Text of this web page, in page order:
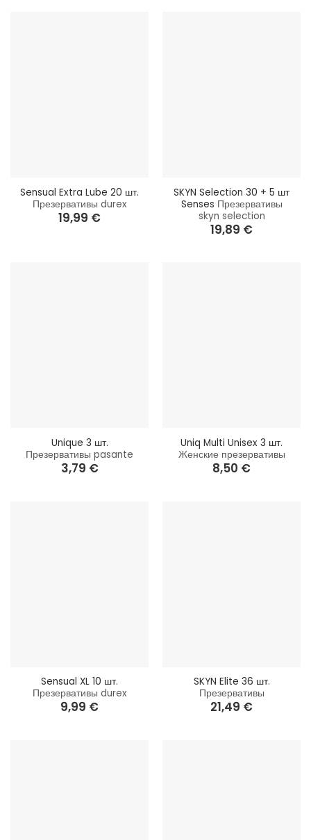
Sensual Extra Lube 20 шт.
Презервативы durex
19,99 €
SKYN Selection 30 + 5 шт
Senses Презервативы
skyn selection
19,89 €
Unique 3 шт.
Презервативы pasante
3,79 €
Uniq Multi Unisex 3 шт.
Женские презервативы
8,50 €
Sensual XL 10 шт.
Презервативы durex
9,99 €
SKYN Elite 36 шт.
Презервативы
21,49 €